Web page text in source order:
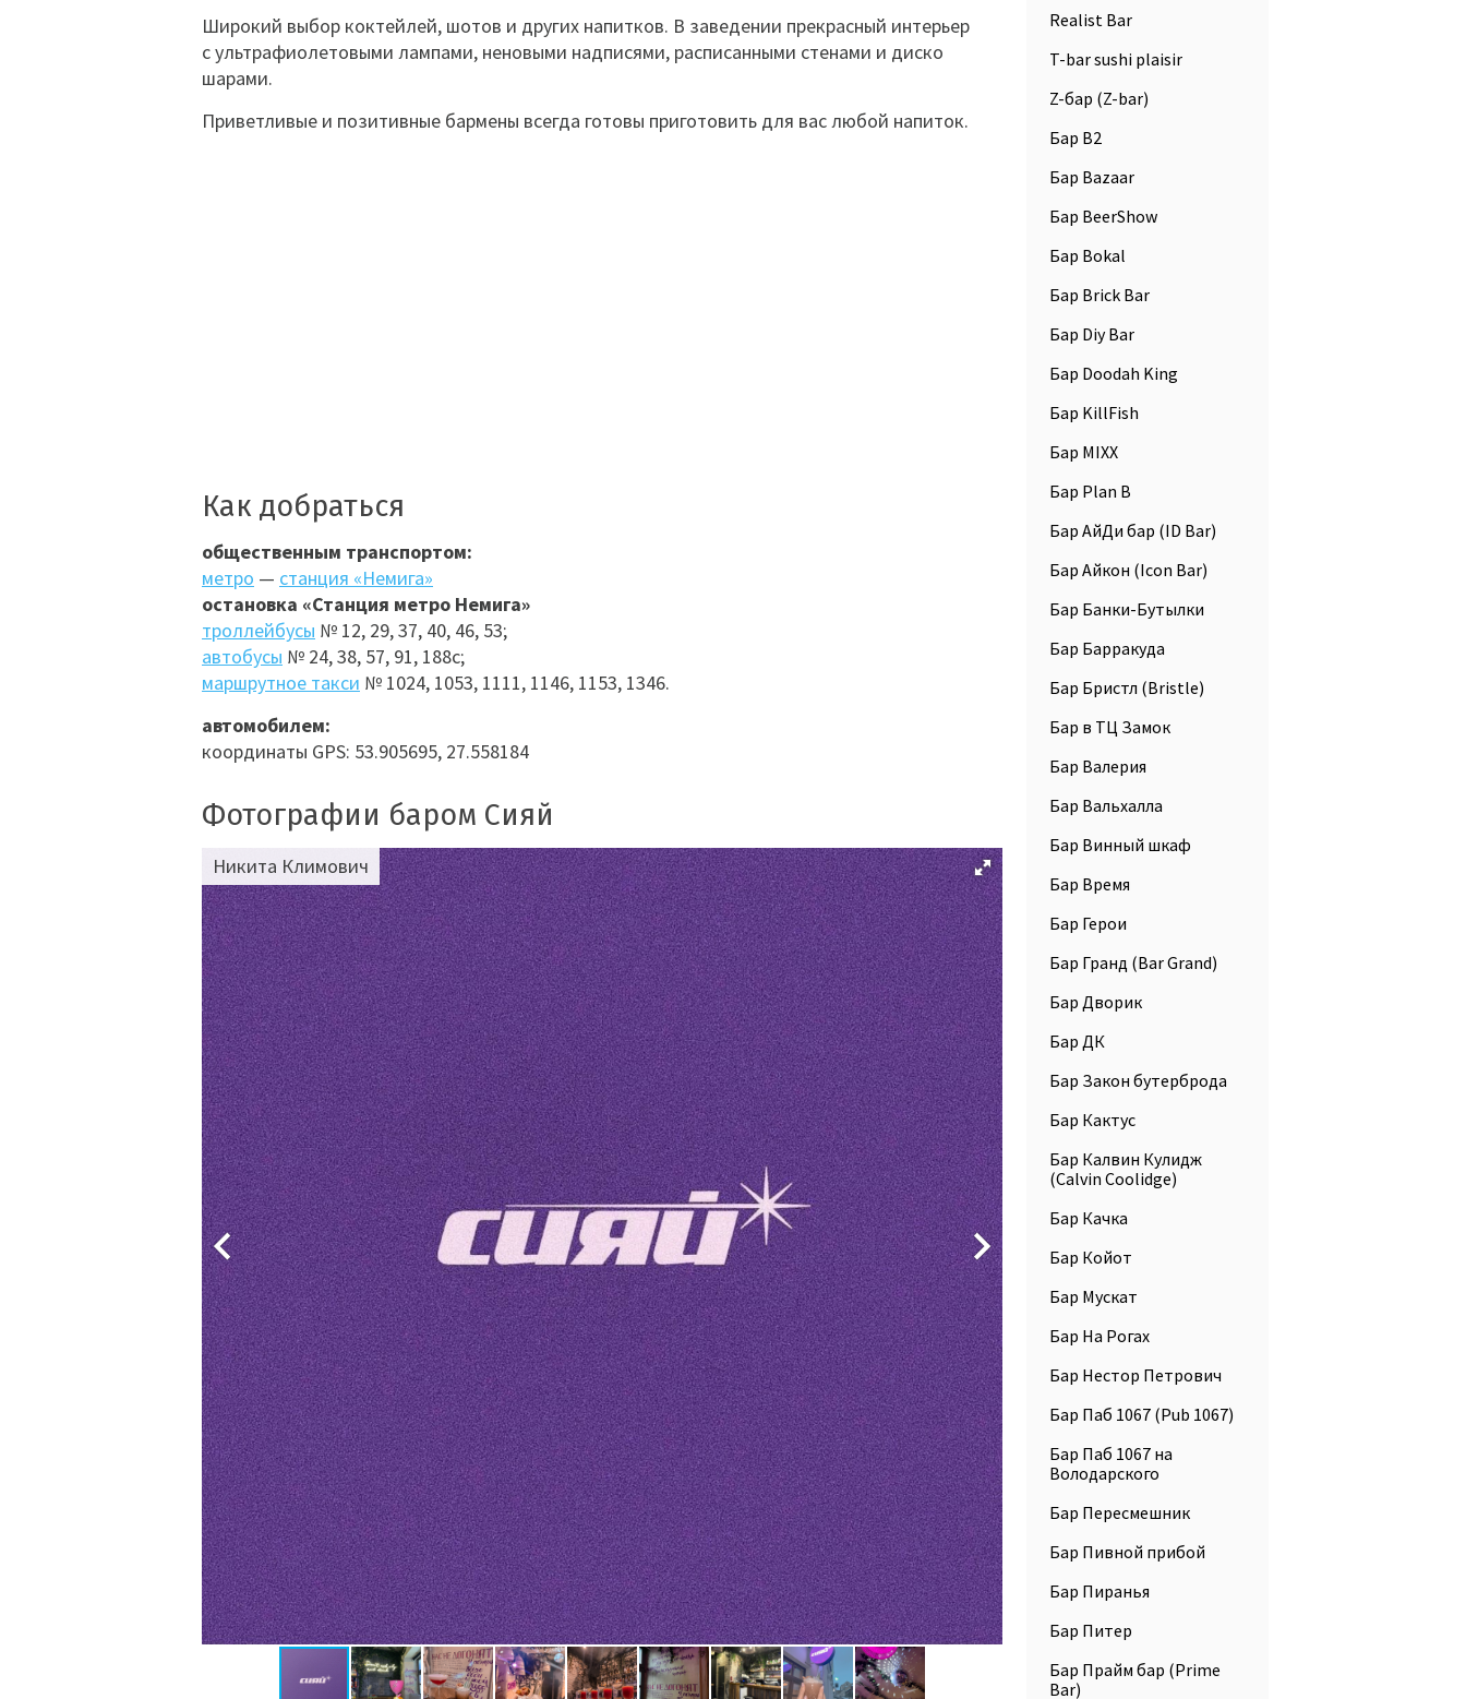
Широкий выбор коктейлей, шотов и других напитков. В заведении прекрасный интерьер
с ультрафиолетовыми лампами, неновыми надписями, расписанными стенами и диско
шарами.
Приветливые и позитивные бармены всегда готовы приготовить для вас любой напиток.
Как добраться
общественным транспортом:
метро — станция «Немига»
остановка «Станция метро Немига»
троллейбусы № 12, 29, 37, 40, 46, 53;
автобусы № 24, 38, 57, 91, 188с;
маршрутное такси № 1024, 1053, 1111, 1146, 1153, 1346.
автомобилем:
координаты GPS: 53.905695, 27.558184
Фотографии баром Сияй
Никита Климович
Realist Bar
T-bar sushi plaisir
Z-бар (Z-bar)
Бар B2
Бар Bazaar
Бар BeerShow
Бар Bokal
Бар Brick Bar
Бар Diy Bar
Бар Doodah King
Бар KillFish
Бар MIXX
Бар Plan B
Бар АйДи бар (ID Bar)
Бар Айкон (Icon Bar)
Бар Банки-Бутылки
Бар Барракуда
Бар Бристл (Bristle)
Бар в ТЦ Замок
Бар Валерия
Бар Вальхалла
Бар Винный шкаф
Бар Время
Бар Герои
Бар Гранд (Bar Grand)
Бар Дворик
Бар ДК
Бар Закон бутерброда
Бар Кактус
Бар Калвин Кулидж
(Calvin Coolidge)
Бар Качка
Бар Койот
Бар Мускат
Бар На Рогах
Бар Нестор Петрович
Бар Паб 1067 (Pub 1067)
Бар Паб 1067 на
Володарского
Бар Пересмешник
Бар Пивной прибой
Бар Пиранья
Бар Питер
Бар Прайм бар (Prime
Bar)